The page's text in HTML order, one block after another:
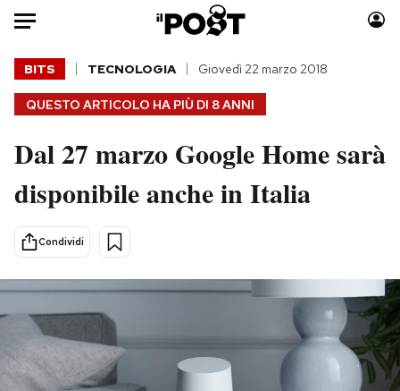
Auto
HOME
Italia
Politica
Tecnologia
Internet
Scienza
Sport
Moda
Consumismi
Media
Mondiali calcio 2026
QUESTO ARTICOLO HA PIÙ DI 8 ANNI
BITS TECNOLOGIA Giovedì 22 marzo 2018
Dal 27 marzo Google Home sarà
disponibile anche in Italia
Condividi